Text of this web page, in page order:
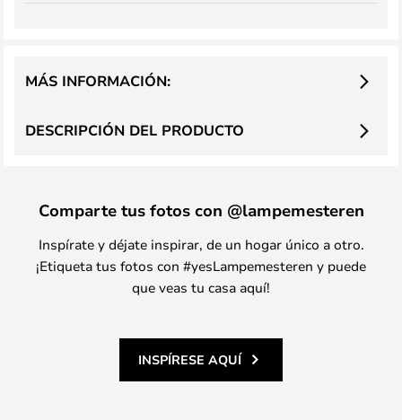
DESCRIPCIÓN DEL PRODUCTO
MÁS INFORMACIÓN:
Comparte tus fotos con @lampemesteren
Inspírate y déjate inspirar, de un hogar único a otro.
¡Etiqueta tus fotos con #yesLampemesteren y puede
que veas tu casa aquí!
INSPÍRESE AQUÍ